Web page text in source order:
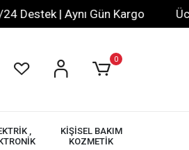
| Aynı Gün Kargo
0
,
KİŞİSEL BAKIM
KOZMETİK